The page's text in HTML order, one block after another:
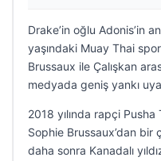
Drake’in oğlu Adonis’in
yaşındaki Muay Thai
Brussaux ile Çalışkan
medyada geniş yankı
2018 yılında rapçi Pusha
Sophie Brussaux’dan bir
daha sonra Kanadalı